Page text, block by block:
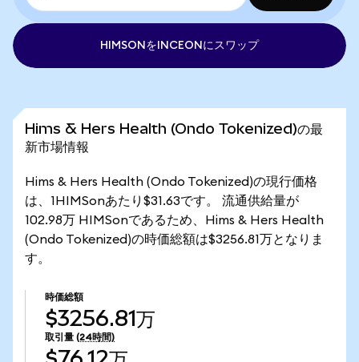
HIMSONをINCEONにスワップ
Hims & Hers Health (Ondo Tokenized)の最
新市場情報
Hims & Hers Health (Ondo Tokenized)の現行価格
は、1HIMSonあたり$31.63です。 流通供給量が
102.98万 HIMSonであるため、Hims & Hers Health
(Ondo Tokenized)の時価総額は$3256.81万となりま
す。
時価総額
$3256.81万
取引量 (24時間)